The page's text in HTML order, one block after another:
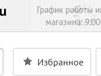
График работы
магазина:
Избранное